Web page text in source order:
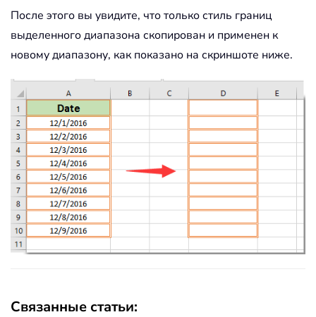
End
Sub
После этого вы увидите, что только стиль границ
выделенного диапазона скопирован и применен к
новому диапазону, как показано на скриншоте ниже.
Связанные статьи: